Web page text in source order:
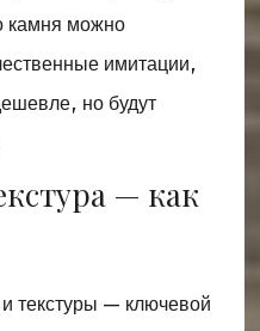
камня можно
имитации,
но будут
— как
текстуры — ключевой